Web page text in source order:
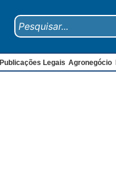
Publicações Legais Agronegócio